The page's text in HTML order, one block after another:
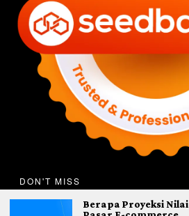
DON'T MISS
Berapa Proyeksi Nilai